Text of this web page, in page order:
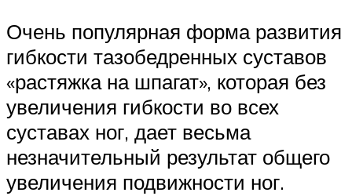
Очень популярная форма развития
гибкости тазобедренных суставов
«растяжка на шпагат», которая без
увеличения гибкости во всех
суставах ног, дает весьма
незначительный результат общего
увеличения подвижности ног.